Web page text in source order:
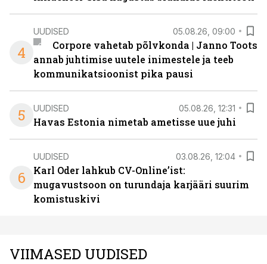
4
UUDISED 05.08.26, 09:00
Corpore vahetab põlvkonda | Janno Toots
annab juhtimise uutele inimestele ja teeb
kommunikatsioonist pika pausi
5 UUDISED 05.08.26, 12:31
Havas Estonia nimetab ametisse uue juhi
6
UUDISED 03.08.26, 12:04
Karl Oder lahkub CV-Online’ist:
mugavustsoon on turundaja karjääri suurim
komistuskivi
VIIMASED UUDISED